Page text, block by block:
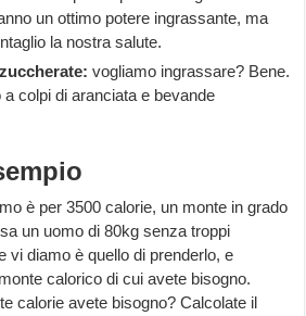
un ottimo potere ingrassante, ma
la nostra salute.
vogliamo ingrassare? Bene.
colpi di aranciata e bevande
è per 3500 calorie, un monte in grado
un uomo di 80kg senza troppi
vi diamo è quello di prenderlo, e
calorico di cui avete bisogno.
calorie avete bisogno? Calcolate il